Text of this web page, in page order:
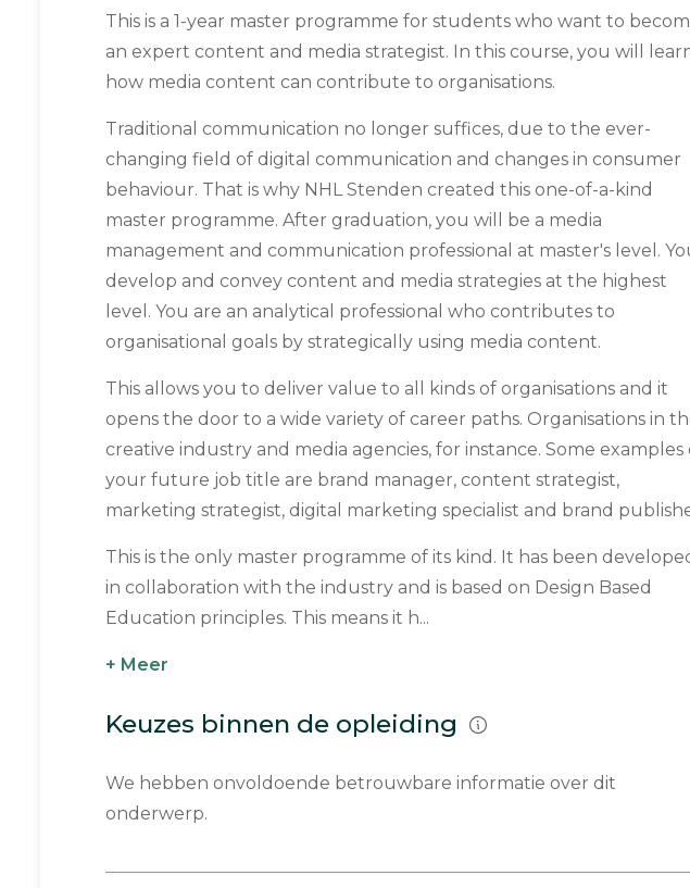
This is a 1-year master programme for students who want to
an expert content and media strategist. In this course, you will
how media content can contribute to organisations.
Traditional communication no longer suffices, due to the ever-
changing field of digital communication and changes in consumer
behaviour. That is why NHL Stenden created this one-of-a-kind
master programme. After graduation, you will be a media
management and communication professional at master's level.
develop and convey content and media strategies at the highest
level. You are an analytical professional who contributes to
organisational goals by strategically using media content.
This allows you to deliver value to all kinds of organisations and it
opens the door to a wide variety of career paths. Organisations in
creative industry and media agencies, for instance. Some examples
your future job title are brand manager, content strategist,
marketing strategist, digital marketing specialist and brand
This is the only master programme of its kind. It has been
in collaboration with the industry and is based on Design Based
Education principles. This means it h...
+ Meer
Keuzes binnen de opleiding
We hebben onvoldoende betrouwbare informatie over dit
onderwerp.